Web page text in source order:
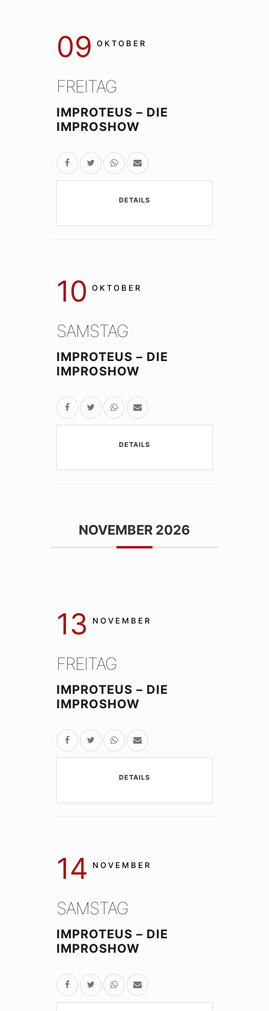
09 OKTOBER
FREITAG
IMPROTEUS – DIE
IMPROSHOW
DETAILS
10 OKTOBER
SAMSTAG
IMPROTEUS – DIE
IMPROSHOW
DETAILS
NOVEMBER 2026
13 NOVEMBER
FREITAG
IMPROTEUS – DIE
IMPROSHOW
DETAILS
14 NOVEMBER
SAMSTAG
IMPROTEUS – DIE
IMPROSHOW